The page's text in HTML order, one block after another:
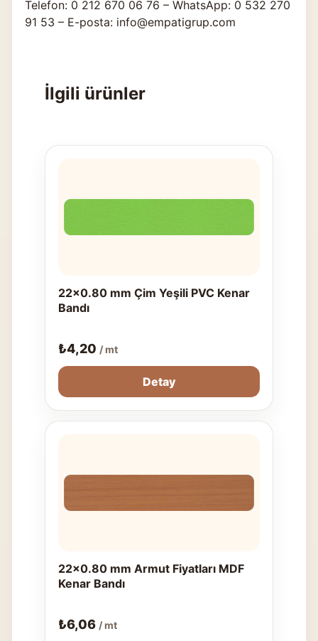
Telefon: 0 212 670 06 76 – WhatsApp: 0 532 270
91 53 – E-posta: info@empatigrup.com
İlgili ürünler
22x0.80 mm Çim Yeşili PVC Kenar
Bandı
₺4,20 / mt
Detay
22x0.80 mm Armut Fiyatları MDF
Kenar Bandı
₺6,06 / mt